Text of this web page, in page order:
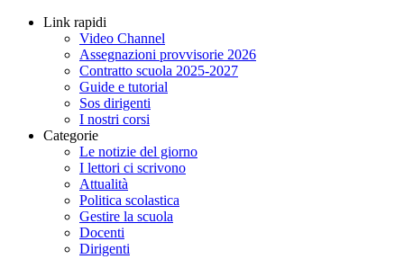
Link rapidi
Video Channel
Assegnazioni provvisorie 2026
Contratto scuola 2025-2027
Guide e tutorial
Sos dirigenti
I nostri corsi
Categorie
Le notizie del giorno
I lettori ci scrivono
Attualità
Politica scolastica
Gestire la scuola
Docenti
Dirigenti